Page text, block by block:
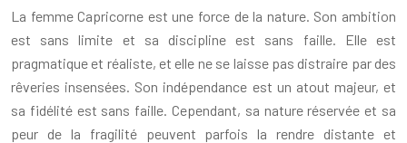
La femme Capricorne est une force de la nature. Son ambition
est sans limite et sa discipline est sans faille. Elle est
pragmatique et réaliste, et elle ne se laisse pas distraire par des
rêveries insensées. Son indépendance est un atout majeur, et
sa fidélité est sans faille. Cependant, sa nature réservée et sa
peur de la fragilité peuvent parfois la rendre distante et